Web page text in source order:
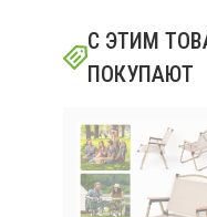
С ЭТИМ
ПОКУПАЮТ